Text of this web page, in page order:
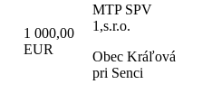
1 000,00
EUR
MTP SPV
1,s.r.o.
Obec Kráľová
pri Senci